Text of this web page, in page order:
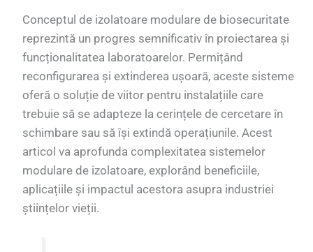
Conceptul de izolatoare modulare de biosecuritate
reprezintă un progres semnificativ în proiectarea și
funcționalitatea laboratoarelor. Permițând
reconfigurarea și extinderea ușoară, aceste sisteme
oferă o soluție de viitor pentru instalațiile care
trebuie să se adapteze la cerințele de cercetare în
schimbare sau să își extindă operațiunile. Acest
articol va aprofunda complexitatea sistemelor
modulare de izolatoare, explorând beneficiile,
aplicațiile și impactul acestora asupra industriei
științelor vieții.